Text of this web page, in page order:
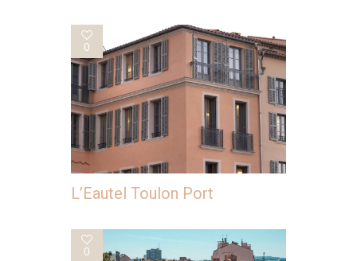
0
L’Eautel Toulon Port
0